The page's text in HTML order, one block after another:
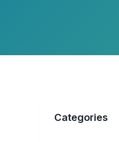
Categories